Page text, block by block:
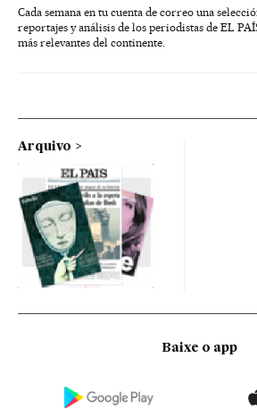
Cada semana en tu cuenta de correo una
reportajes y análisis de los periodistas de EL
más relevantes del continente.
Arquivo
Baixe o app